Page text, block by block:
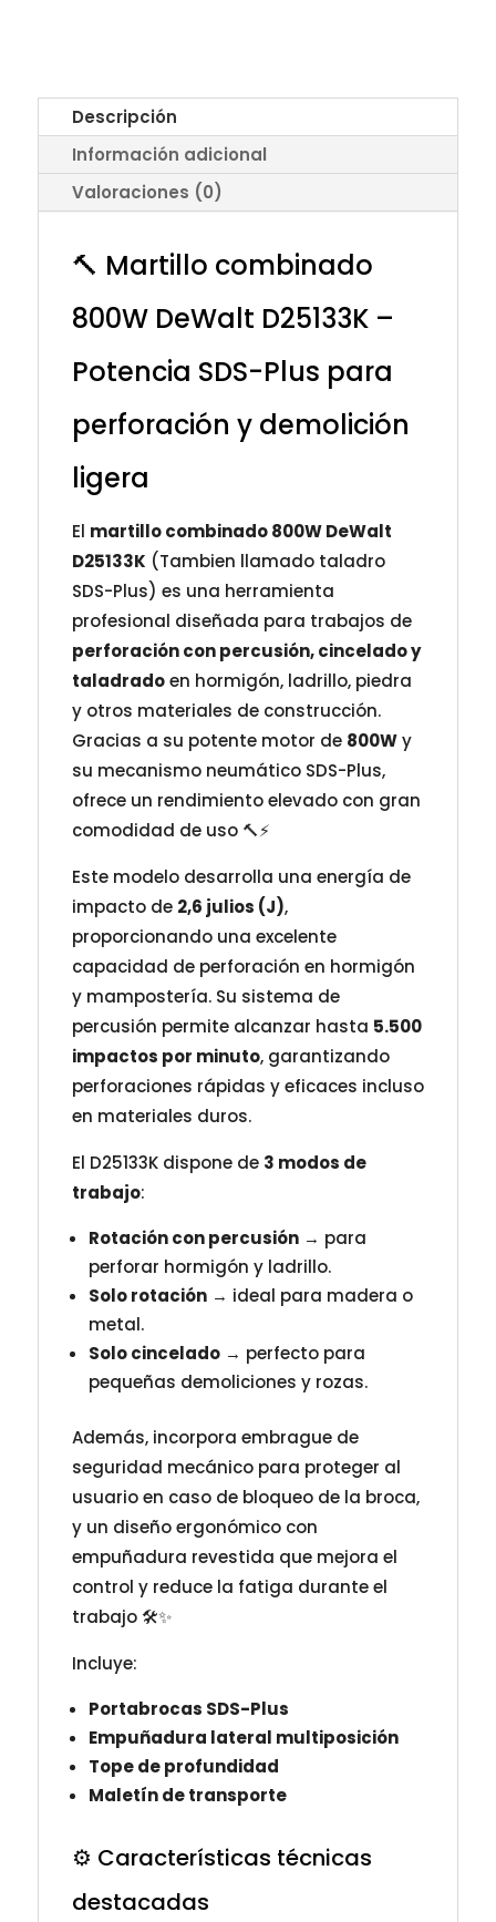
Descripción
Información adicional
Valoraciones (0)
🔨 Martillo combinado
800W DeWalt D25133K –
Potencia SDS-Plus para
perforación y demolición
ligera
El martillo combinado 800W DeWalt
D25133K (Tambien llamado taladro
SDS-Plus) es una herramienta
profesional diseñada para trabajos de
perforación con percusión, cincelado y
taladradoen hormigón, ladrillo, piedra
y otros materiales de construcción.
Gracias a su potente motor de 800Wy
su mecanismo neumático SDS-Plus,
ofrece un rendimiento elevado con gran
comodidad de uso 🔨⚡
Este modelo desarrolla una energía de
impacto de 2,6 julios (J),
proporcionando una excelente
capacidad de perforación en hormigón
y mampostería. Su sistema de
percusión permite alcanzar hasta 5.500
impactos por minuto, garantizando
perforaciones rápidas y eficaces incluso
en materiales duros.
El D25133K dispone de 3 modos de
trabajo:
Rotación con percusión→ para
perforar hormigón y ladrillo.
Solo rotación→ ideal para madera o
metal.
Solo cincelado→ perfecto para
pequeñas demoliciones y rozas.
Además, incorpora embrague de
seguridad mecánico para proteger al
usuario en caso de bloqueo de la broca,
y un diseño ergonómico con
empuñadura revestida que mejora el
control y reduce la fatiga durante el
trabajo 🛠️✨
Incluye:
Portabrocas SDS-Plus
Empuñadura lateral multiposición
Tope de profundidad
Maletín de transporte
⚙️ Características técnicas
destacadas